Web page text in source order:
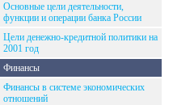
Основные цели деятельности,
функции и операции банка России
Цели денежно-кредитной политики на
2001 год
Финансы
Финансы в системе экономических
отношений